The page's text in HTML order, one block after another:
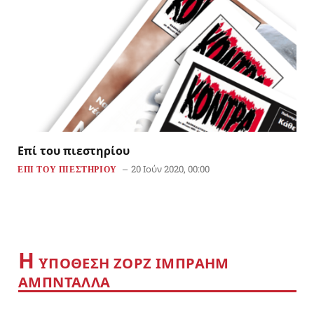
Επί του πιεστηρίου
ΕΠΙ ΤΟΥ ΠΙΕΣΤΗΡΙΟΥ 20 Ιούν 2020, 00:00
Η YΠΟΘΕΣΗ ΖΟΡΖ ΙΜΠΡΑΗΜ
ΑΜΠΝΤΑΛΛΑ